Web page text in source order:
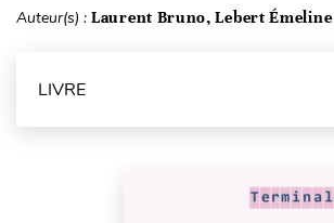
Auteur(s) : Laurent Bruno, Lebert Émeline
LIVRE